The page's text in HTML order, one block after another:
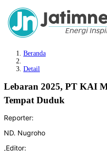
Beranda
Detail
Lebaran 2025, PT KAI
Tempat Duduk
Reporter:
ND. Nugroho
,Editor: